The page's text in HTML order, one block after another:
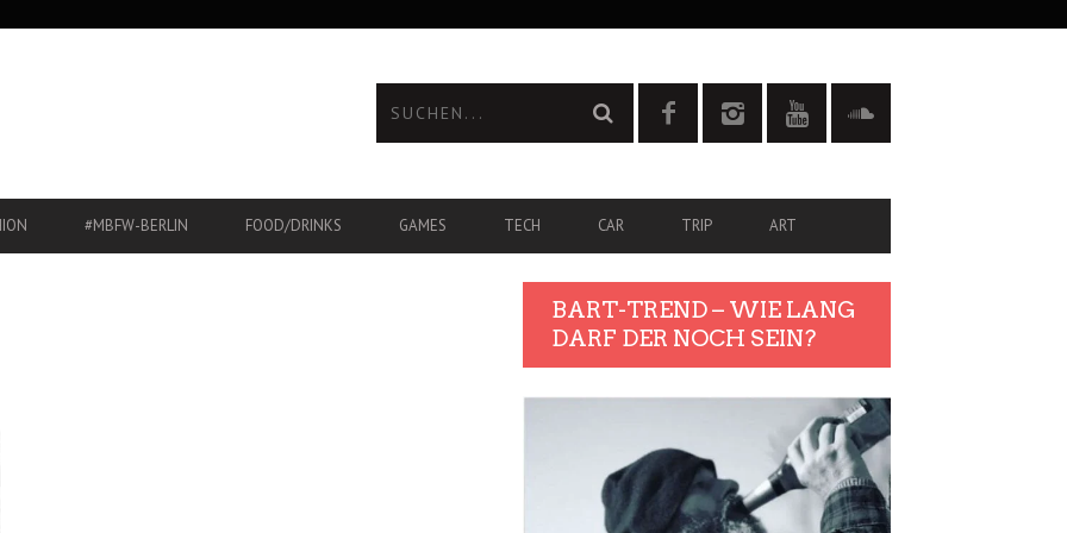
#MBFW-BERLIN FOOD/DRINKS GAMES TECH CAR TRIP ART
BART-TREND – WIE LANG
DARF DER NOCH SEIN?